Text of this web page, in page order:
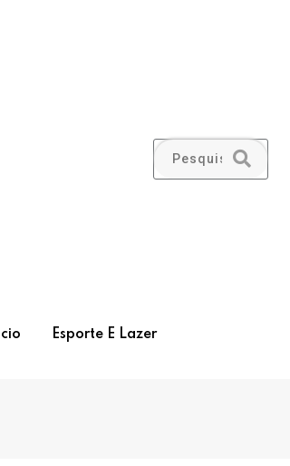
Esporte E Lazer